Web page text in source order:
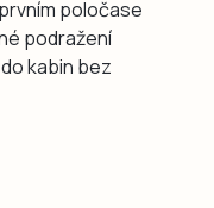
poločase
podražení
kabin bez